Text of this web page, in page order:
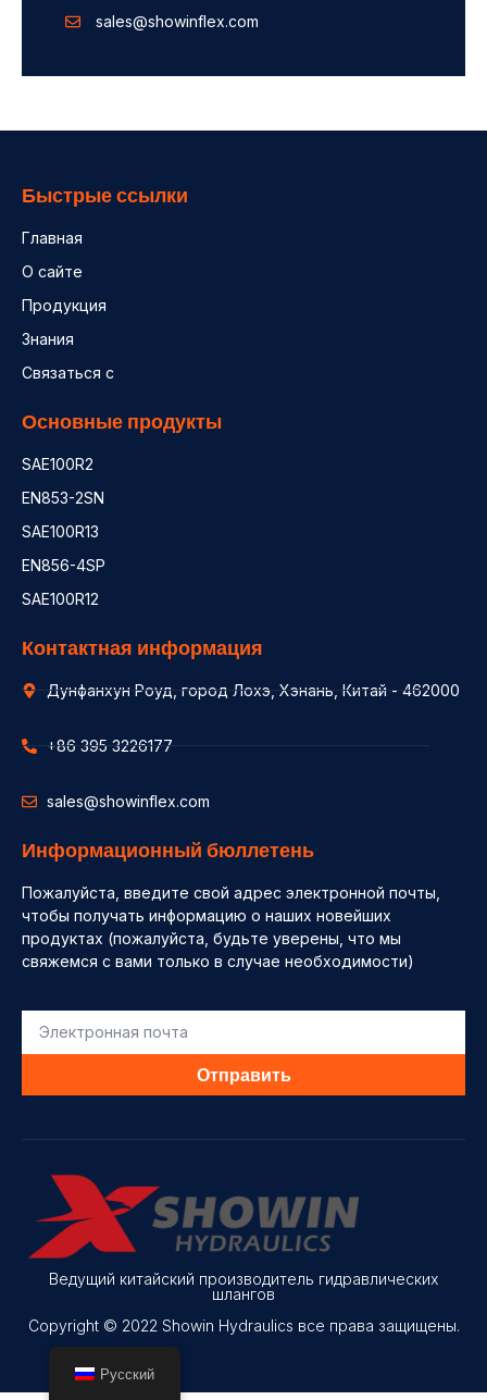
sales@showinflex.com
Быстрые ссылки
Главная
О сайте
Продукция
Знания
Связаться с
Основные продукты
SAE100R2
EN853-2SN
SAE100R13
EN856-4SP
SAE100R12
Контактная информация
Дунфанхун Роуд, город Лохэ, Хэнань, Китай - 462000
+86 395 3226177
sales@showinflex.com
Информационный бюллетень
Пожалуйста, введите свой адрес электронной почты,
чтобы получать информацию о наших новейших
продуктах (пожалуйста, будьте уверены, что мы
свяжемся с вами только в случае необходимости)
Отправить
Ведущий китайский производитель гидравлических
шлангов
Copyright © 2022 Showin Hydraulics все права защищены.
Русский